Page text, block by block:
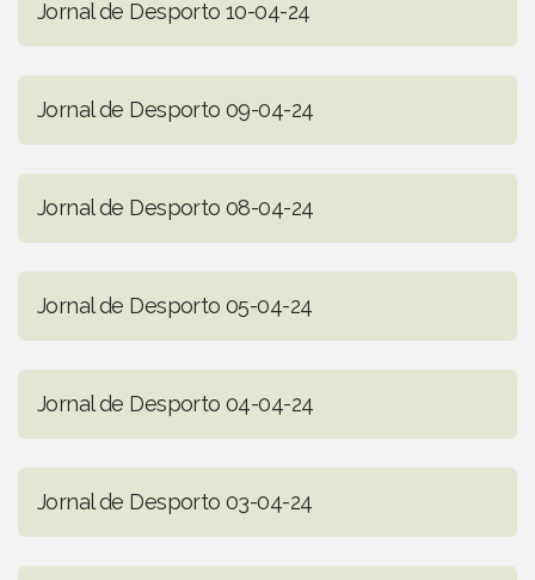
Jornal de Desporto 10-04-24
Jornal de Desporto 09-04-24
Jornal de Desporto 08-04-24
Jornal de Desporto 05-04-24
Jornal de Desporto 04-04-24
Jornal de Desporto 03-04-24